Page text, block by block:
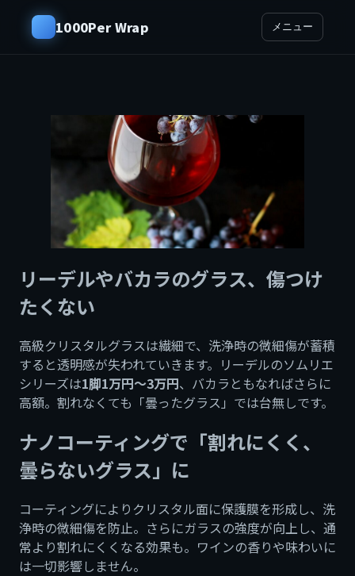
1000Per Wrap メニュー
リーデルやバカラのグラス、傷つけ
たくない
高級クリスタルグラスは繊細で、洗浄時の微細傷が蓄積
すると透明感が失われていきます。リーデルのソムリエ
シリーズは1脚1万円〜3万円、バカラともなればさらに
高額。割れなくても「曇ったグラス」では台無しです。
ナノコーティングで「割れにくく、
曇らないグラス」に
コーティングによりクリスタル面に保護膜を形成し、洗
浄時の微細傷を防止。さらにガラスの強度が向上し、通
常より割れにくくなる効果も。ワインの香りや味わいに
は一切影響しません。